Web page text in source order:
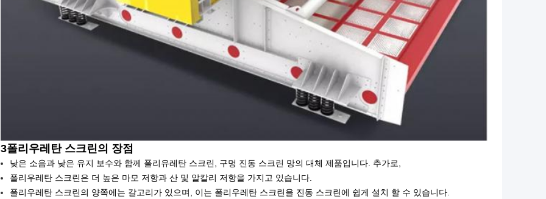
3폴리우레탄 스크린의 장점
낮은 소음과 낮은 유지 보수와 함께 폴리유레탄 스크린, 구멍 진동 스크린 망의 대체 제품입니다. 추가로,
폴리우레탄 스크린은 더 높은 마모 저항과 산 및 알칼리 저항을 가지고 있습니다.
폴리우레탄 스크린의 양쪽에는 갈고리가 있으며, 이는 폴리우레탄 스크린을 진동 스크린에 쉽게 설치 할 수 있습니다.